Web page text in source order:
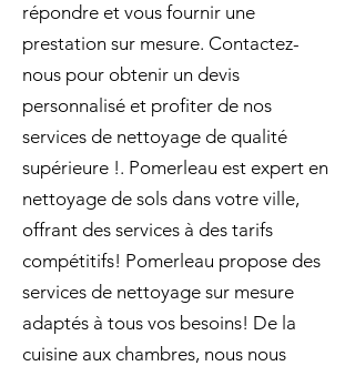
répondre et vous fournir une
prestation sur mesure. Contactez-
nous pour obtenir un devis
personnalisé et profiter de nos
services de nettoyage de qualité
supérieure !. Pomerleau est expert en
nettoyage de sols dans votre ville,
offrant des services à des tarifs
compétitifs! Pomerleau propose des
services de nettoyage sur mesure
adaptés à tous vos besoins! De la
cuisine aux chambres, nous nous